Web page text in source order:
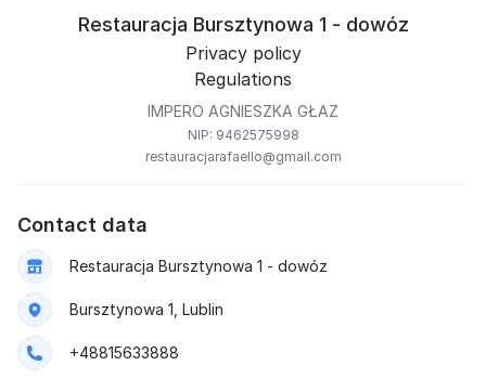
Restauracja Bursztynowa 1 - dowóz
Privacy policy
Regulations
IMPERO AGNIESZKA GŁAZ
NIP: 9462575998
restauracjarafaello@gmail.com
Contact data
Restauracja Bursztynowa 1 - dowóz
Bursztynowa 1, Lublin
+48815633888